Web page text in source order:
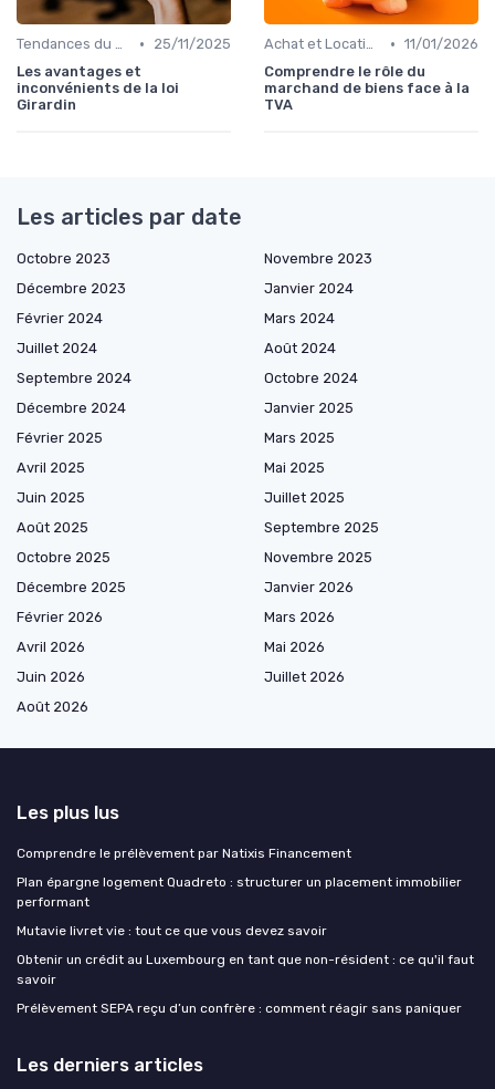
Tendances du Marché Immobilier •
25/11/2025
Les avantages et
inconvénients de la loi
Girardin
Achat et Location de Biens Immobiliers • 11/01/2026
Comprendre le rôle du
marchand de biens face à la
TVA
Les articles par date
Octobre 2023
Novembre 2023
Décembre 2023
Janvier 2024
Février 2024
Mars 2024
Juillet 2024
Août 2024
Septembre 2024
Octobre 2024
Décembre 2024
Janvier 2025
Février 2025
Mars 2025
Avril 2025
Mai 2025
Juin 2025
Juillet 2025
Août 2025
Septembre 2025
Octobre 2025
Novembre 2025
Décembre 2025
Janvier 2026
Février 2026
Mars 2026
Avril 2026
Mai 2026
Juin 2026
Juillet 2026
Août 2026
Les plus lus
Comprendre le prélèvement par Natixis Financement
Plan épargne logement Quadreto : structurer un placement immobilier
performant
Mutavie livret vie : tout ce que vous devez savoir
Obtenir un crédit au Luxembourg en tant que non-résident : ce qu'il faut
savoir
Prélèvement SEPA reçu d’un confrère : comment réagir sans paniquer
Les derniers articles